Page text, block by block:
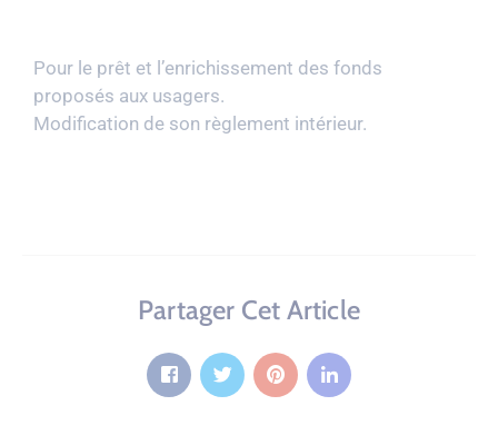
Pour le prêt et l’enrichissement des fonds
proposés aux usagers.
Modification de son règlement intérieur.
Partager Cet Article